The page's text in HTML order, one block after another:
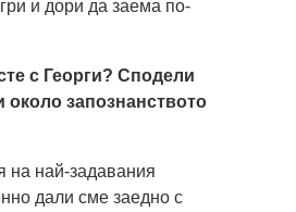
и дори да заема по-
с Георги? Сподели
около запознанството
на най-задавания
дали сме заедно с